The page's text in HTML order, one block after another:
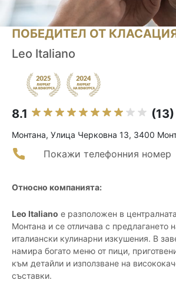
ПОБЕДИТЕЛ ОТ
Leo Italiano
8.1 (13)
Монтана, Улица Черковна 13, 3400
Покажи телефонния номер
Относно компанията:
Leo Italiano е разположен в
Монтана и се отличава с предлагането
италиански кулинарни изкушения. В
намира богато меню от пици,
към детайли и използване на
съставки.